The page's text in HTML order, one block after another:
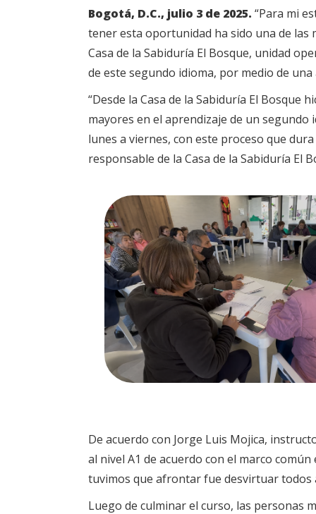
Bogotá, D.C., julio 3 de 2025. “Para mi
tener esta oportunidad ha sido una de las
Casa de la Sabiduría El Bosque, unidad
de este segundo idioma, por medio de una
“Desde la Casa de la Sabiduría El Bosque
mayores en el aprendizaje de un segundo
lunes a viernes, con este proceso que
responsable de la Casa de la Sabiduría El
De acuerdo con Jorge Luis Mojica,
al nivel A1 de acuerdo con el marco
tuvimos que afrontar fue desvirtuar todos
Luego de culminar el curso, las personas